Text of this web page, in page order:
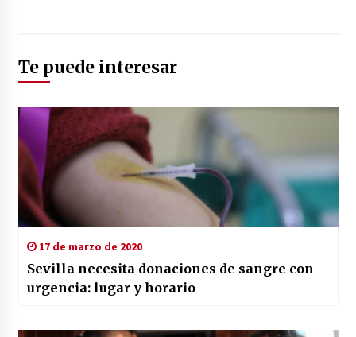
Te puede interesar
17 de marzo de 2020
Sevilla necesita donaciones de sangre con
urgencia: lugar y horario